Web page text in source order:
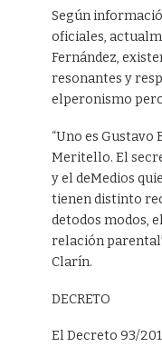
Según
oficiales,
Fernández,
resonantes y
elperonismo
“Uno es Gustavo
Meritello. El
y el deMedios
tienen distinto
detodos modos,
relación
Clarín.
DECRETO
El Decreto 93/